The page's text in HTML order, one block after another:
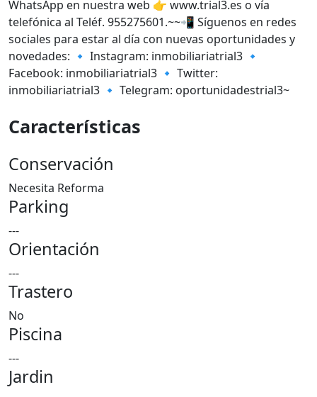
WhatsApp en nuestra web 👉 www.trial3.es o vía
telefónica al Teléf. 955275601.~~📲 Síguenos en redes
sociales para estar al día con nuevas oportunidades y
novedades: 🔹 Instagram: inmobiliariatrial3 🔹
Facebook: inmobiliariatrial3 🔹 Twitter:
inmobiliariatrial3 🔹 Telegram: oportunidadestrial3~
Características
Conservación
Necesita Reforma
Parking
---
Orientación
---
Trastero
No
Piscina
---
Jardin